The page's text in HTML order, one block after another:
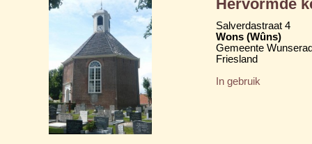
Hervormde
Salverdastraat 4
Wons (Wûns)
Gemeente
Friesland
In gebruik